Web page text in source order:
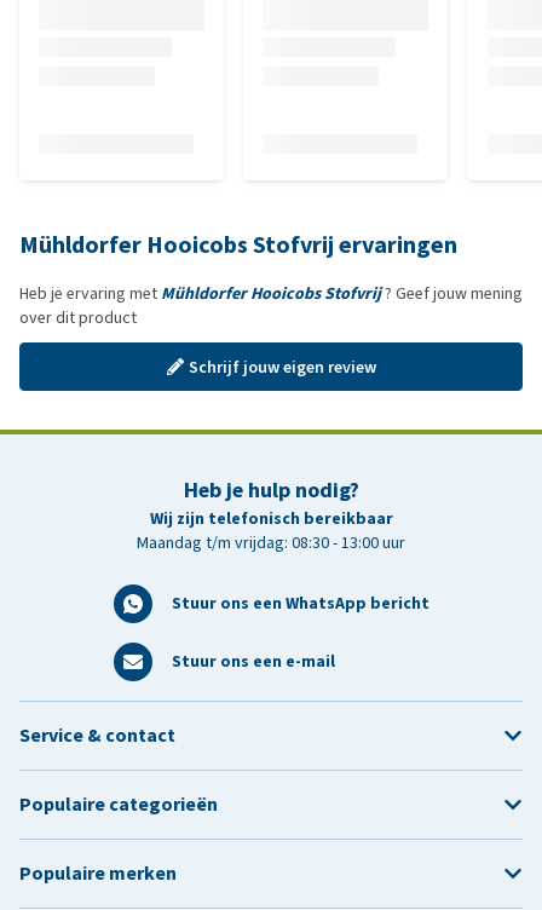
Mühldorfer Hooicobs Stofvrij ervaringen
Heb je ervaring met Mühldorfer Hooicobs Stofvrij? Geef jouw mening
over dit product
Schrijf jouw eigen review
Heb je hulp nodig?
Wij zijn telefonisch bereikbaar
Maandag t/m vrijdag: 08:30 - 13:00 uur
Stuur ons een WhatsApp bericht
Stuur ons een e-mail
Service & contact
Populaire categorieën
Populaire merken